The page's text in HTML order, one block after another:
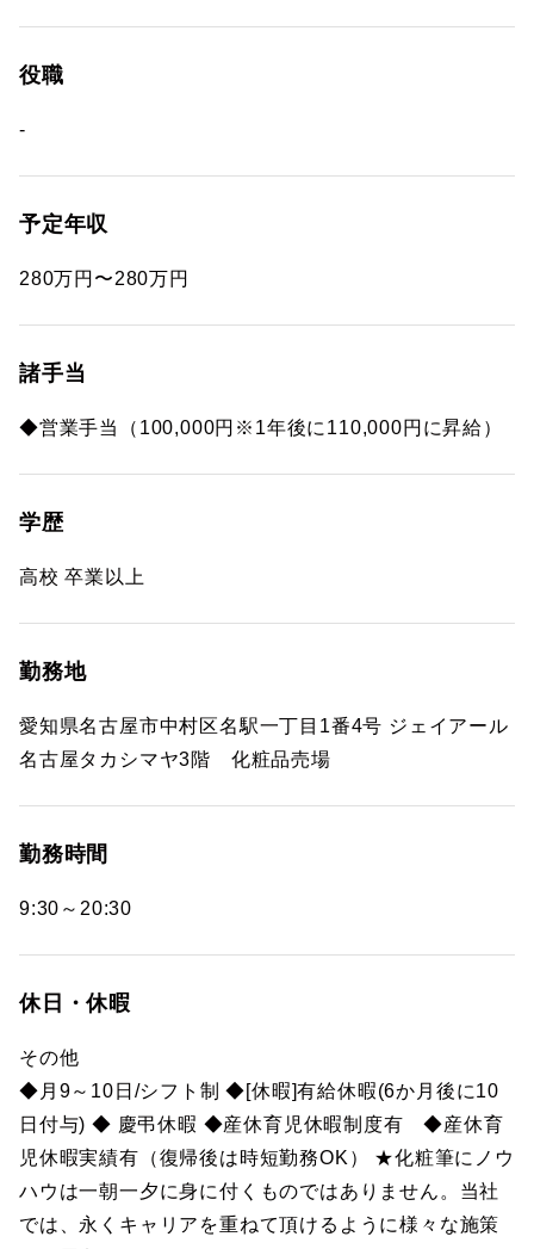
役職
-
予定年収
280万円〜280万円
諸手当
◆営業手当（100,000円※1年後に110,000円に昇給）
学歴
高校 卒業以上
勤務地
愛知県名古屋市中村区名駅一丁目1番4号 ジェイアール
名古屋タカシマヤ3階 化粧品売場
勤務時間
9:30～20:30
休日・休暇
その他
◆月9～10日/シフト制 ◆[休暇]有給休暇(6か月後に10
日付与) ◆ 慶弔休暇 ◆産休育児休暇制度有 ◆産休育
児休暇実績有（復帰後は時短勤務OK） ★化粧筆にノウ
ハウは一朝一夕に身に付くものではありません。当社
では、永くキャリアを重ねて頂けるように様々な施策